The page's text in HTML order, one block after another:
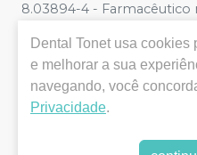
8.03894-4 -
ilustrativas - Os preços e
sujeitos a alterações. Em
no site, o valor válido é o
vendemos por atacado,
Dental Tonet usa cookies
e melhorar a sua
navegando, você
Privacidade.